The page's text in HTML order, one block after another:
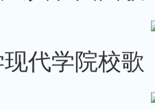
代学院校